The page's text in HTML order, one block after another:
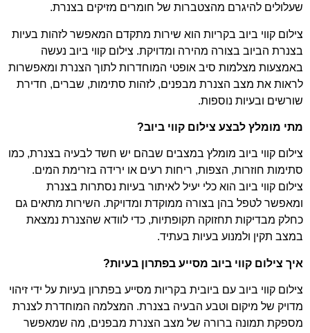
שעלולים להיגרם מהצטברות של חומרים מזיקים בצנרת.
צילום קווי ביוב בקריות הוא שירות מתקדם המאפשר לזהות בעיות
בצנרת הביוב בצורה מהירה ומדויקת. צילום קווי ביוב נעשה
באמצעות מצלמות סיב אופטי המוחדרות לתוך הצנרת ומאפשרות
לראות את מצב הצנרת מבפנים, לזהות סתימות, שברים, חדירת
שורשים ובעיות נוספות.
מתי מומלץ לבצע צילום קווי ביוב?
צילום קווי ביוב מומלץ במצבים שבהם יש חשד לבעיה בצנרת, כמו
סתימות חוזרות, הצפות, ריחות רעים או ירידה בזרימת המים.
צילום קווי ביוב הוא כלי יעיל לאיתור בעיות נסתרות בצנרת
ומאפשר לטפל בהן בצורה ממוקדת ומדויקת. השירות מתאים גם
כחלק מבדיקות תחזוקה תקופתיות, כדי לוודא שהצנרת נמצאת
במצב תקין ולמנוע בעיות בעתיד.
איך צילום קווי ביוב מסייע בפתרון בעיות?
צילום קווי ביוב עם ביובית בקריות מסייע בפתרון בעיות על ידי זיהוי
מדויק של מיקום וטבע הבעיה בצנרת. המצלמה המוחדרת לצנרת
מספקת תמונה ברורה של מצב הצנרת מבפנים, מה שמאפשר